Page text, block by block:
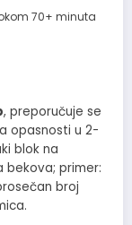
70+ minuta
, preporučuje se
opasnosti u 2-
blok na
bekova; primer:
broj